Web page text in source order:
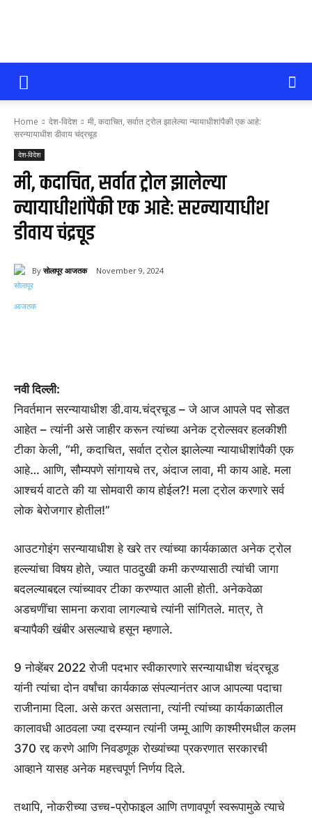
सोलापूर
आजतक
Home देश-विदेश
मी, कदाचित, सर्वात ट्रोल झालेल्या न्यायाधीशांपैकी एक आहे:
सरन्यायाधीश डीवाय चंद्रचूड
देश-विदेश
मी, कदाचित, सर्वात ट्रोल झालेल्या
न्यायाधीशांपैकी एक आहे: सरन्यायाधीश
डीवाय चंद्रचूड
By सोलापूर आजतक November 9, 2024
नवी दिल्ली:
निवर्तमान सरन्यायाधीश डी.वाय.चंद्रचूड – जे आज आपले पद सोडत
आहेत – त्यांनी असे जाहीर करून त्यांच्या अनेक ट्रोल्सवर हलकीशी
टीका केली, “मी, कदाचित, सर्वात ट्रोल झालेल्या न्यायाधीशांपैकी एक
आहे… आणि, सौम्यपणे सांगायचे तर, अंदाज लावा, मी काय आहे. मला
आश्चर्य वाटते की या सोमवारी काय होईल?! मला ट्रोल करणारे सर्व
लोक बेरोजगार होतील!”
आउटगोइंग सरन्यायाधीश हे खरे तर त्यांच्या कार्यकाळात अनेक ट्रोल
हल्ल्यांचा विषय होते, ज्यात पाठदुखी कमी करण्यासाठी त्यांची जागा
बदलल्याबद्दल त्यांच्यावर टीका करण्यात आली होती. अनेकवेळा
अडचणींचा सामना करावा लागल्याचे त्यांनी सांगितले. मात्र, ते
बऱ्यापैकी खंबीर असल्याचे हसून म्हणाले.
9 नोव्हेंबर 2022 रोजी पदभार स्वीकारणारे सरन्यायाधीश चंद्रचूड
यांनी त्यांचा दोन वर्षांचा कार्यकाळ संपल्यानंतर आज आपल्या पदाचा
राजीनामा दिला. असे करत असताना, त्यांनी त्यांच्या कार्यकाळातील
कालावधी आठवला ज्या दरम्यान त्यांनी जम्मू आणि काश्मीरमधील कलम
370 रद्द करणे आणि निवडणूक रोख्यांच्या प्रकरणात सरकारची
आव्हाने यासह अनेक महत्त्वपूर्ण निर्णय दिले.
तथापि, नोकरीच्या उच्च-प्रोफाइल आणि तणावपूर्ण स्वरूपामुळे त्याचे